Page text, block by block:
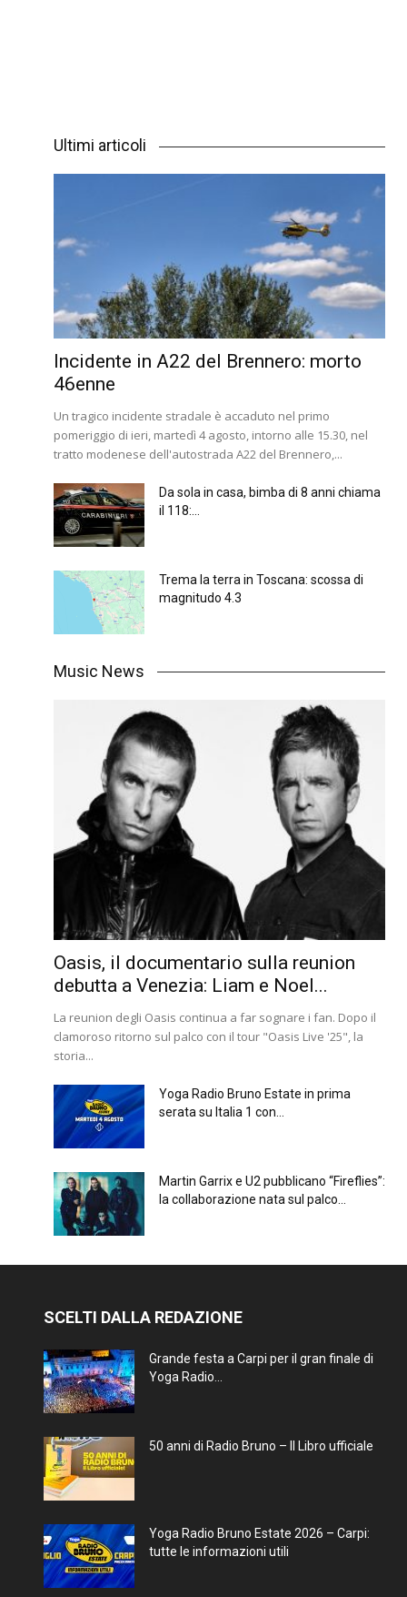
Ultimi articoli
Incidente in A22 del Brennero: morto
46enne
Un tragico incidente stradale è accaduto nel primo
pomeriggio di ieri, martedì 4 agosto, intorno alle 15.30, nel
tratto modenese dell'autostrada A22 del Brennero,...
Da sola in casa, bimba di 8 anni chiama
il 118:...
Trema la terra in Toscana: scossa di
magnitudo 4.3
Music News
Oasis, il documentario sulla reunion
debutta a Venezia: Liam e Noel...
La reunion degli Oasis continua a far sognare i fan. Dopo il
clamoroso ritorno sul palco con il tour "Oasis Live '25", la
storia...
Yoga Radio Bruno Estate in prima
serata su Italia 1 con...
Martin Garrix e U2 pubblicano “Fireflies”:
la collaborazione nata sul palco...
SCELTI DALLA REDAZIONE
Grande festa a Carpi per il gran finale di
Yoga Radio...
50 anni di Radio Bruno – Il Libro ufficiale
Yoga Radio Bruno Estate 2026 – Carpi:
tutte le informazioni utili